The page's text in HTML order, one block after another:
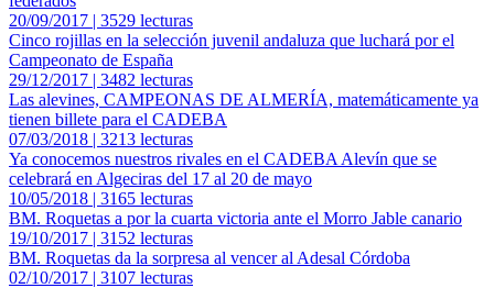
20/09/2017 | 3529 lecturas
Cinco rojillas en la selección juvenil andaluza que luchará por el
Campeonato de España
29/12/2017 | 3482 lecturas
Las alevines, CAMPEONAS DE ALMERÍA, matemáticamente ya
tienen billete para el CADEBA
07/03/2018 | 3213 lecturas
Ya conocemos nuestros rivales en el CADEBA Alevín que se
celebrará en Algeciras del 17 al 20 de mayo
10/05/2018 | 3165 lecturas
BM. Roquetas a por la cuarta victoria ante el Morro Jable canario
19/10/2017 | 3152 lecturas
BM. Roquetas da la sorpresa al vencer al Adesal Córdoba
02/10/2017 | 3107 lecturas